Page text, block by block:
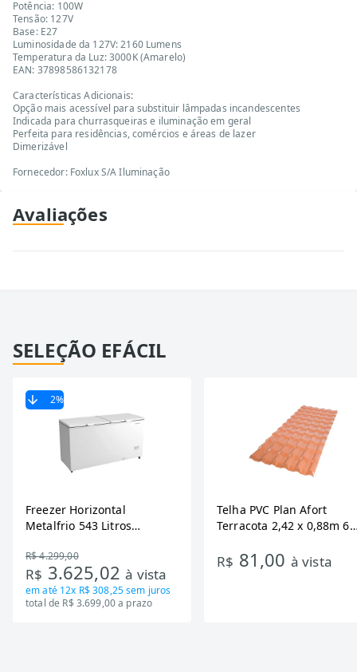
Potência: 100W
Tensão: 127V
Base: E27
Luminosidade da 127V: 2160 Lumens
Temperatura da Luz: 3000K (Amarelo)
EAN: 37898586132178
Características Adicionais:
Opção mais acessível para substituir lâmpadas incandescentes
Indicada para churrasqueiras e iluminação em geral
Perfeita para residências, comércios e áreas de lazer
Dimerizável
Fornecedor: Foxlux S/A Iluminação
Avaliações
SELEÇÃO EFÁCIL
2%
Freezer Horizontal
Metalfrio 543 Litros
Tecnologia Inverter, Branco,
Bivolt
R$ 4.299,00
R$ 3.625,02à vista
em até 12x R$ 308,25sem juros
total de R$ 3.699,00 a prazo
Telha PVC Plan Afort
Terracota 2,42 x 0,88m 6
R$ 81,00 à vista